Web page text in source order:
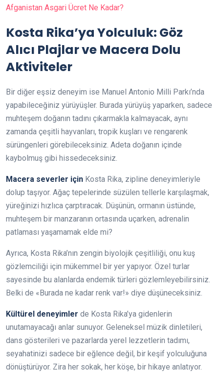
Afganistan Asgari Ücret Ne Kadar?
Kosta Rika’ya Yolculuk: Göz
Alıcı Plajlar ve Macera Dolu
Aktiviteler
Bir diğer eşsiz deneyim ise Manuel Antonio Milli Parkı’nda
yapabileceğiniz yürüyüşler. Burada yürüyüş yaparken, sadece
muhteşem doğanın tadını çıkarmakla kalmayacak, aynı
zamanda çeşitli hayvanları, tropik kuşları ve rengarenk
sürüngenleri görebileceksiniz. Adeta doğanın içinde
kaybolmuş gibi hissedeceksiniz.
Macera severler için Kosta Rika, zipline deneyimleriyle
dolup taşıyor. Ağaç tepelerinde süzülen tellerle karşılaşmak,
yüreğinizi hızlıca çarptıracak. Düşünün, ormanın üstünde,
muhteşem bir manzaranın ortasında uçarken, adrenalin
patlaması yaşamamak elde mi?
Ayrıca, Kosta Rika’nın zengin biyolojik çeşitliliği, onu kuş
gözlemciliği için mükemmel bir yer yapıyor. Özel turlar
sayesinde bu alanlarda endemik türleri gözlemleyebilirsiniz.
Belki de «Burada ne kadar renk var!» diye düşüneceksiniz.
Kültürel deneyimler de Kosta Rika’ya gidenlerin
unutamayacağı anlar sunuyor. Geleneksel müzik dinletileri,
dans gösterileri ve pazarlarda yerel lezzetlerin tadımı,
seyahatinizi sadece bir eğlence değil, bir keşif yolculuğuna
dönüştürüyor. Zira her sokak, her köşe, bir hikaye anlatıyor.